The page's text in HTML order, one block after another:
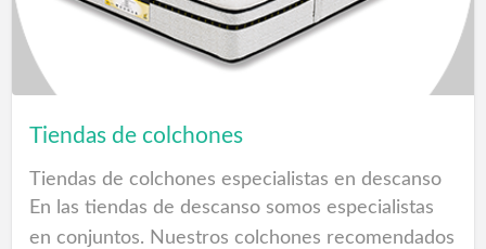
Resinas Componentes Cuarzos arena
Para comprar Arena de Cuarzo debe solicitar
empresas constructoras o particulares a
Revestimientos piscinas.
Puente de unión Las Palmas
Tiendas de colchones
Tiendas de colchones especialistas en descanso
En las tiendas de descanso somos especialistas
en conjuntos. Nuestros colchones recomendados